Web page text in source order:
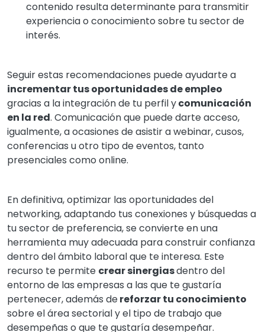
contenido resulta determinante para transmitir
experiencia o conocimiento sobre tu sector de
interés.
Seguir estas recomendaciones puede ayudarte a
incrementar tus oportunidades de empleo
gracias a la integración de tu perfil ycomunicación
en la red. Comunicación que puede darte acceso,
igualmente, a ocasiones de asistir a webinar, cusos,
conferencias u otro tipo de eventos, tanto
presenciales como online.
En definitiva, optimizar las oportunidades del
networking, adaptando tus conexiones y búsquedas a
tu sector de preferencia, se convierte en una
herramienta muy adecuada para construir confianza
dentro del ámbito laboral que te interesa. Este
recurso te permite crear sinergiasdentro del
entorno de las empresas a las que te gustaría
pertenecer, además dereforzar tu conocimiento
sobre el área sectorial y el tipo de trabajo que
desempeñas o que te gustaría desempeñar.